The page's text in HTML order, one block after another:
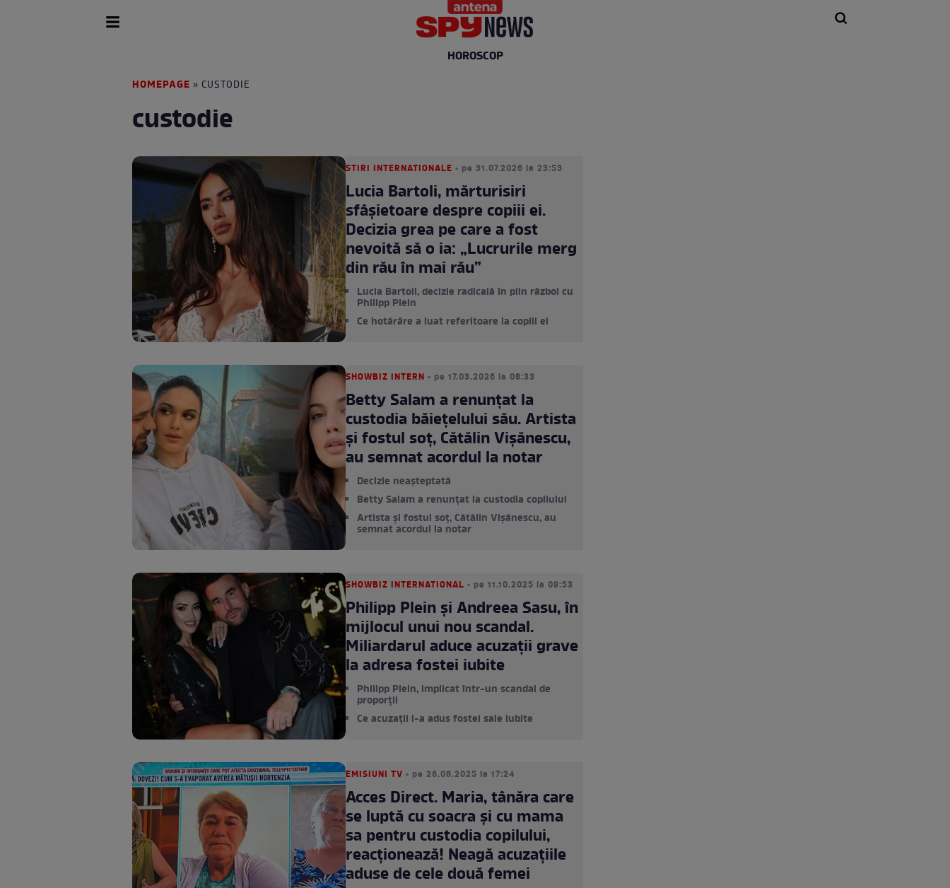
HOROSCOP
HOMEPAGE » CUSTODIE
custodie
STIRI INTERNATIONALE • pe 31.07.2026 la 23:53
Lucia Bartoli, mărturisiri
sfâșietoare despre copiii ei.
Decizia grea pe care a fost
nevoită să o ia: „Lucrurile merg
din rău în mai rău”
Lucia Bartoli, decizie radicală în plin război cu
Philipp Plein
Ce hotărâre a luat referitoare la copiii ei
SHOWBIZ INTERN • pe 17.03.2026 la 08:33
Betty Salam a renunțat la
custodia băiețelului său. Artista
și fostul soț, Cătălin Vișănescu,
au semnat acordul la notar
Decizie neașteptată
Betty Salam a renunțat la custodia copilului
Artista și fostul soț, Cătălin Vișănescu, au
semnat acordul la notar
SHOWBIZ INTERNATIONAL • pe 11.10.2025 la 09:53
Philipp Plein și Andreea Sasu, în
mijlocul unui nou scandal.
Miliardarul aduce acuzații grave
la adresa fostei iubite
Philipp Plein, implicat într-un scandal de
proporții
Ce acuzații i-a adus fostei sale iubite
EMISIUNI TV • pe 26.08.2025 la 17:24
Acces Direct. Maria, tânăra care
se luptă cu soacra și cu mama
sa pentru custodia copilului,
reacționează! Neagă acuzațiile
aduse de cele două femei